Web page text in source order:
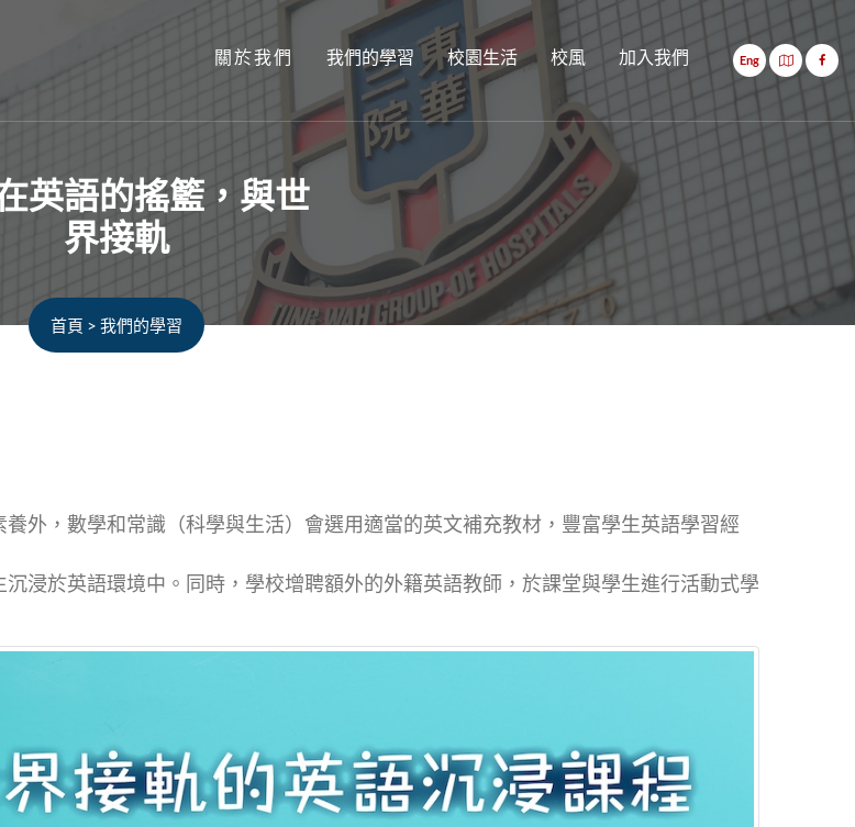
關於我們 我們的學習 校園生活 校風 加入我們 Eng
英語的搖籃，與世
界接軌
首頁 > 我們的學習
外，數學和常識（科學與生活）會選用適當的英文補充教材，豐富學生英語學習經
浸於英語環境中。同時，學校增聘額外的外籍英語教師，於課堂與學生進行活動式學